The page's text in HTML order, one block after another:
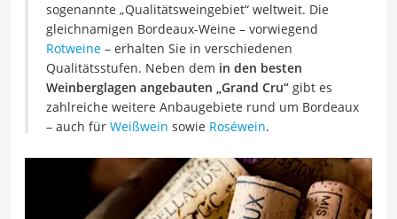
sogenannte „Qualitätsweingebiet“ weltweit. Die
gleichnamigen Bordeaux-Weine – vorwiegend
Rotweine – erhalten Sie in verschiedenen
Qualitätsstufen. Neben dem in den besten
Weinberglagen angebauten „Grand Cru“ gibt es
zahlreiche weitere Anbaugebiete rund um Bordeaux
– auch für Weißwein sowie Roséwein.